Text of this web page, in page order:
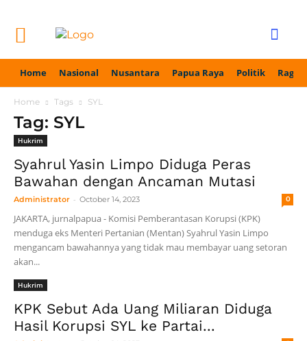
Home Nasional Nusantara Papua Raya Politik
Home Tags SYL
Tag: SYL
Hukrim
Syahrul Yasin Limpo Diduga Peras
Bawahan dengan Ancaman Mutasi
Administrator - October 14, 2023 0
JAKARTA, jurnalpapua - Komisi Pemberantasan Korupsi (KPK)
menduga eks Menteri Pertanian (Mentan) Syahrul Yasin Limpo
mengancam bawahannya yang tidak mau membayar uang setoran
akan...
Hukrim
KPK Sebut Ada Uang Miliaran Diduga
Hasil Korupsi SYL ke Partai...